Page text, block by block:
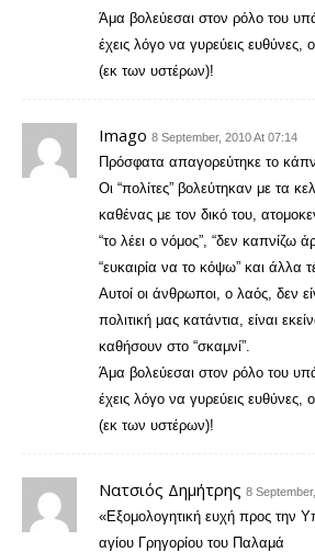
Άμα βολεύεσαι στον ρόλο του
έχεις λόγο να γυρεύεις ευθύνες,
(εκ των υστέρων)!
Imago 8 September, 2010 At 07:14
Πρόσφατα απαγορεύτηκε το
Οι “πολίτες” βολεύτηκαν με τα
καθένας με τον δικό του,
“το λέει ο νόμος”, “δεν καπνίζω
“ευκαιρία να το κόψω” και άλλα
Αυτοί οι άνθρωποι, ο λαός, δεν
πολιτική μας κατάντια, είναι
καθήσουν στο “σκαμνί”.
Άμα βολεύεσαι στον ρόλο του
έχεις λόγο να γυρεύεις ευθύνες,
(εκ των υστέρων)!
Νατσιός Δημήτρης 8
«Εξομολογητική ευχή προς την
αγίου Γρηγορίου του Παλαμά